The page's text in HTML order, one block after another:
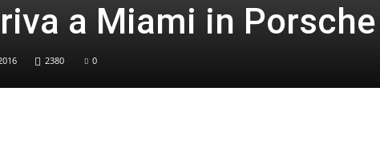
a Miami in Porsche
2380 0